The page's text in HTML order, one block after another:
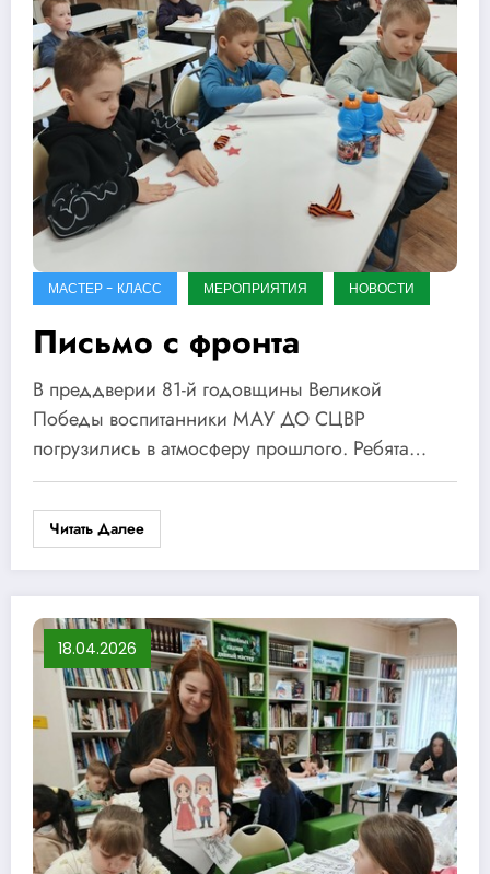
МАСТЕР - КЛАСС МЕРОПРИЯТИЯ НОВОСТИ
Письмо с фронта
В преддверии 81-й годовщины Великой
Победы воспитанники МАУ ДО СЦВР
погрузились в атмосферу прошлого. Ребята…
Читать Далее
18.04.2026